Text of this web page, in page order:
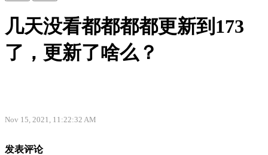
几天没看都都都都更新到173
了，更新了啥么？
Nov 15, 2021, 11:22:32 AM
发表评论